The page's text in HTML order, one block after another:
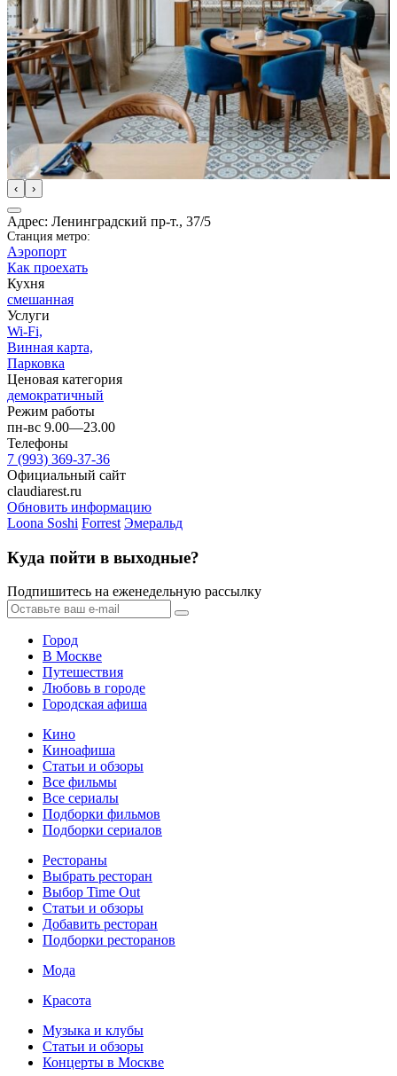
‹ ›
Адрес: Ленинградский пр-т., 37/5
Станция метро:
Аэропорт
Как проехать
Кухня
смешанная
Услуги
Wi-Fi,
Винная карта,
Парковка
Ценовая категория
демократичный
Режим работы
пн-вс 9.00—23.00
Телефоны
7 (993) 369-37-36
Официальный сайт
claudiarest.ru
Обновить информацию
Loona Soshi Forrest Эмеральд
Куда пойти в выходные?
Подпишитесь на еженедельную рассылку
Город
В Москве
Путешествия
Любовь в городе
Городская афиша
Кино
Киноафиша
Статьи и обзоры
Все фильмы
Все сериалы
Подборки фильмов
Подборки сериалов
Рестораны
Выбрать ресторан
Выбор Time Out
Статьи и обзоры
Добавить ресторан
Подборки ресторанов
Мода
Красота
Музыка и клубы
Статьи и обзоры
Концерты в Москве